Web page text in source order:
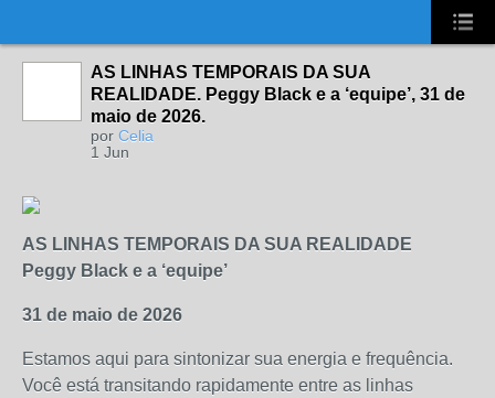
AS LINHAS TEMPORAIS DA SUA
REALIDADE. Peggy Black e a ‘equipe’, 31 de
maio de 2026.
por Celia
1 Jun
AS LINHAS TEMPORAIS DA SUA REALIDADE
Peggy Black e a ‘equipe’
31 de maio de 2026
Estamos aqui para sintonizar sua energia e frequência.
Você está transitando rapidamente entre as linhas